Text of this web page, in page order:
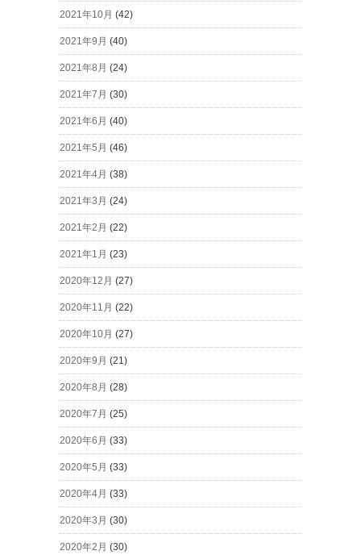
2021年10月 (42)
2021年9月 (40)
2021年8月 (24)
2021年7月 (30)
2021年6月 (40)
2021年5月 (46)
2021年4月 (38)
2021年3月 (24)
2021年2月 (22)
2021年1月 (23)
2020年12月 (27)
2020年11月 (22)
2020年10月 (27)
2020年9月 (21)
2020年8月 (28)
2020年7月 (25)
2020年6月 (33)
2020年5月 (33)
2020年4月 (33)
2020年3月 (30)
2020年2月 (30)